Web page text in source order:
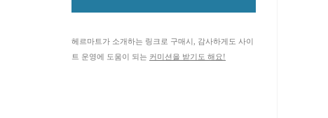
헤르마트가 소개하는 링크로 구매시, 감사하게도 사이
트 운영에 도움이 되는 커미션을 받기도 해요!